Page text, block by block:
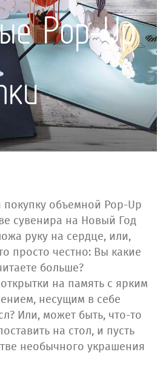
Pop-Up
объемной Pop-Up
сувенира на Новый Год
руку на сердце, или,
просто честно: Вы какие
больше?
на память с ярким
несущим в себе
Или, может быть, что-то
на стол, и пусть
необычного украшения